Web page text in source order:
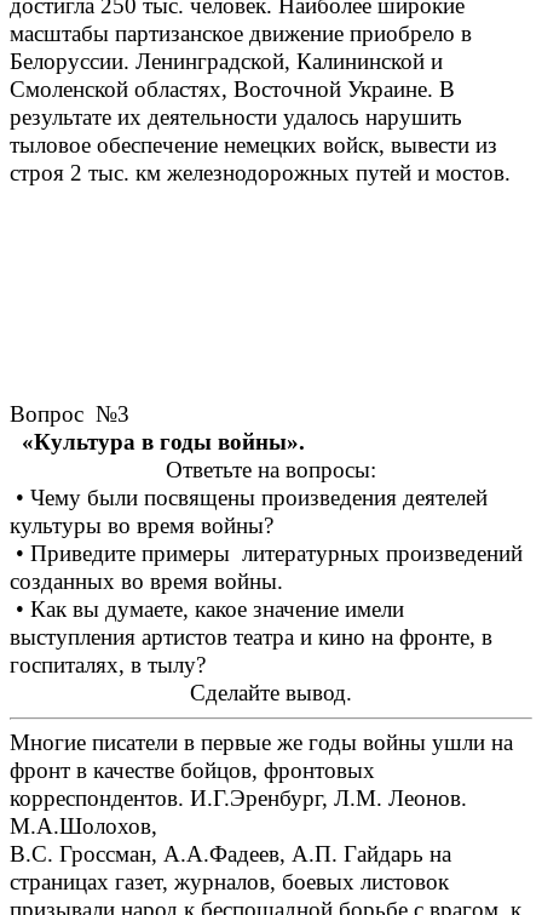
достигла 250 тыс. человек. Наиболее широкие
масштабы партизанское движение приобрело в
Белоруссии. Ленинградской, Калининской и
Смоленской областях, Восточной Украине. В
результате их деятельности удалось нарушить
тыловое обеспечение немецких войск, вывести из
строя 2 тыс. км железнодорожных путей и мостов.
Вопрос №3
«Культура в годы войны».
Ответьте на вопросы:
• Чему были посвящены произведения деятелей
культуры во время войны?
• Приведите примеры литературных произведений
созданных во время войны.
• Как вы думаете, какое значение имели
выступления артистов театра и кино на фронте, в
госпиталях, в тылу?
Сделайте вывод.
Многие писатели в первые же годы войны ушли на
фронт в качестве бойцов, фронтовых
корреспондентов. И.Г.Эренбург, Л.М. Леонов.
М.А.Шолохов,
В.С. Гроссман, А.А.Фадеев, А.П. Гайдарь на
страницах газет, журналов, боевых листовок